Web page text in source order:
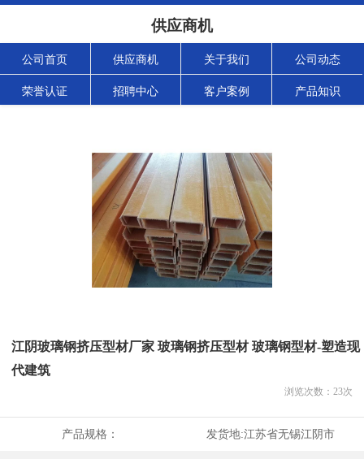
供应商机
公司首页 供应商机 关于我们 公司动态
荣誉认证 招聘中心 客户案例 产品知识
江阴玻璃钢挤压型材厂家 玻璃钢挤压型材 玻璃钢型材-塑造现
代建筑
浏览次数： 23次
产品规格： 发货地:江苏省无锡江阴市